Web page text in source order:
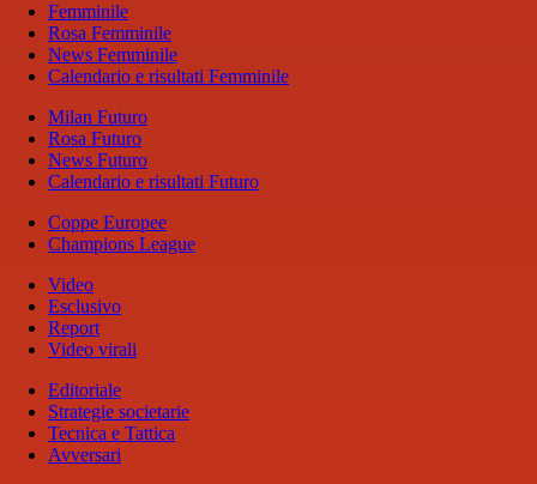
Femminile
Rosa Femminile
News Femminile
Calendario e risultati Femminile
Milan Futuro
Rosa Futuro
News Futuro
Calendario e risultati Futuro
Coppe Europee
Champions League
Video
Esclusivo
Report
Video virali
Editoriale
Strategie societarie
Tecnica e Tattica
Avversari